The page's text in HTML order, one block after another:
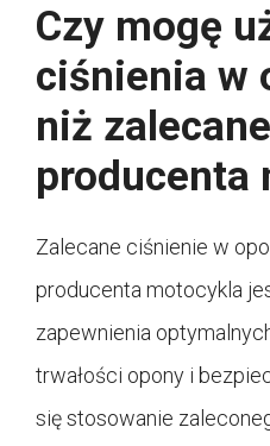
Czy mogę
ciśnienia w
niż
producenta
Zalecane ciśnienie w
producenta motocykla
zapewnienia
trwałości opony i
się stosowanie